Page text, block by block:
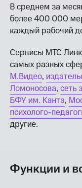
В среднем за
более 400 000
каждый рабочий
Сервисы МТС Линк
самых разных
М.Видео,
Ломоносова, сеть
БФУ им. Канта,
психолого-
другие.
Функции и